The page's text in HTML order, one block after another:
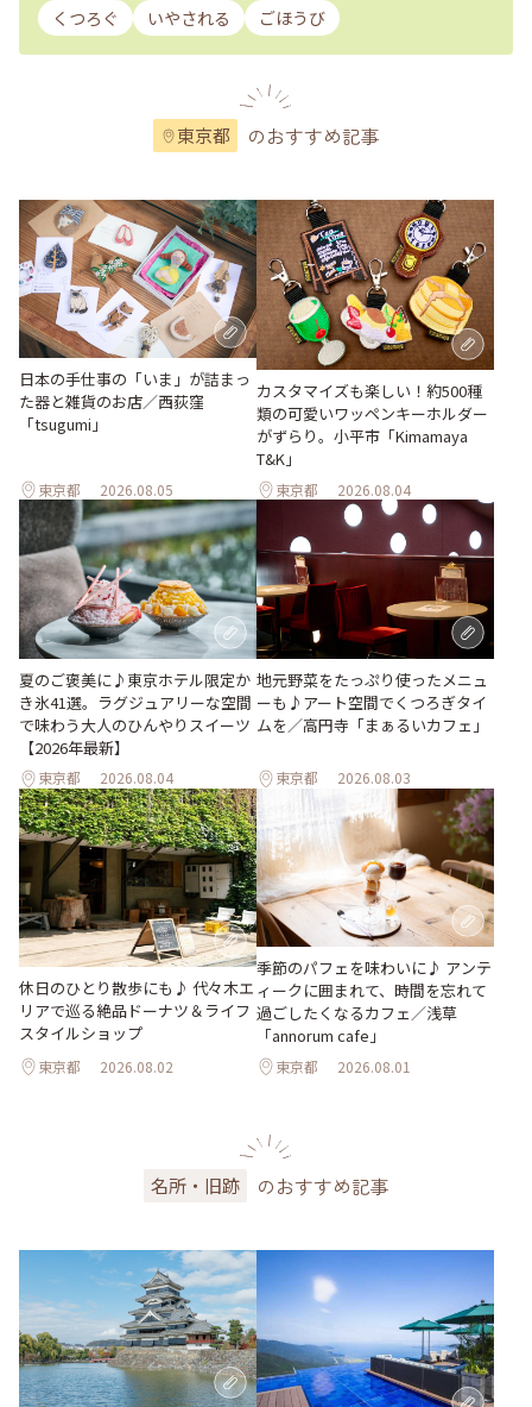
くつろぐ
いやされる ごほうび
東京都 のおすすめ記事
日本の手仕事の「いま」が詰まっ
た器と雑貨のお店／西荻窪
「tsugumi」
東京都 2026.08.05
カスタマイズも楽しい！約500種
類の可愛いワッペンキーホルダー
がずらり。小平市「Kimamaya
T&K」
東京都 2026.08.04
夏のご褒美に♪東京ホテル限定か
き氷41選。ラグジュアリーな空間
で味わう大人のひんやりスイーツ
【2026年最新】
東京都 2026.08.04
地元野菜をたっぷり使ったメニュ
ーも♪アート空間でくつろぎタイ
ムを／高円寺「まぁるいカフェ」
東京都 2026.08.03
休日のひとり散歩にも♪ 代々木エ
リアで巡る絶品ドーナツ＆ライフ
スタイルショップ
東京都 2026.08.02
季節のパフェを味わいに♪ アンテ
ィークに囲まれて、時間を忘れて
過ごしたくなるカフェ／浅草
「annorum cafe」
東京都 2026.08.01
名所・旧跡 のおすすめ記事